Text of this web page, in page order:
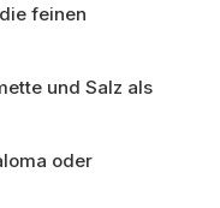
feinen
und Salz als
oder